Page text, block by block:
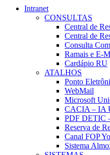
Intranet
CONSULTAS
Central de
Central de
Consulta
Ramais e E-
Cardápio RU
ATALHOS
Ponto
WebMail
Microsoft
CACIA – IA
PDF DETIC
Reserva de
Canal FOP
Sistema